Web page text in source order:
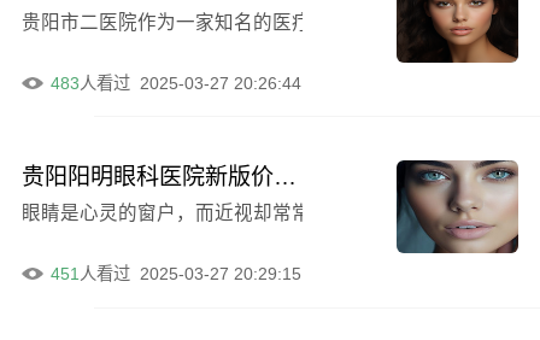
贵阳市二医院作为一家知名的医疗机构，其价格表和鼻翼缩
2025-03-27 20:26:44
483人看过
贵阳阳明眼科医院新版价格清单倾情呈现（飞秒眼睛手术激光例子）
眼睛是心灵的窗户，而近视却常常给人们带来诸多不便。
2025-03-27 20:29:15
451人看过